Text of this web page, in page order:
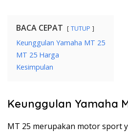
BACA CEPAT TUTUP
Keunggulan Yamaha MT 25
MT 25 Harga
Kesimpulan
Keunggulan Yamaha
MT 25 merupakan motor sport